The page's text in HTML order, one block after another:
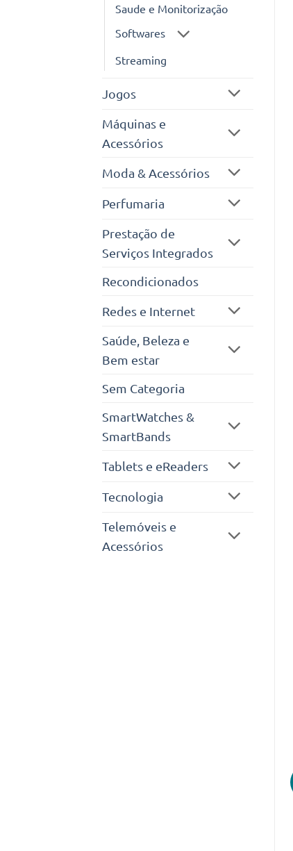
Saude e Monitorização
Softwares
Streaming
Jogos
Máquinas e
Acessórios
Moda & Acessórios
Perfumaria
Prestação de
Serviços Integrados
Recondicionados
Redes e Internet
Saúde, Beleza e
Bem estar
Sem Categoria
SmartWatches &
SmartBands
Tablets e eReaders
Tecnologia
Telemóveis e
Acessórios